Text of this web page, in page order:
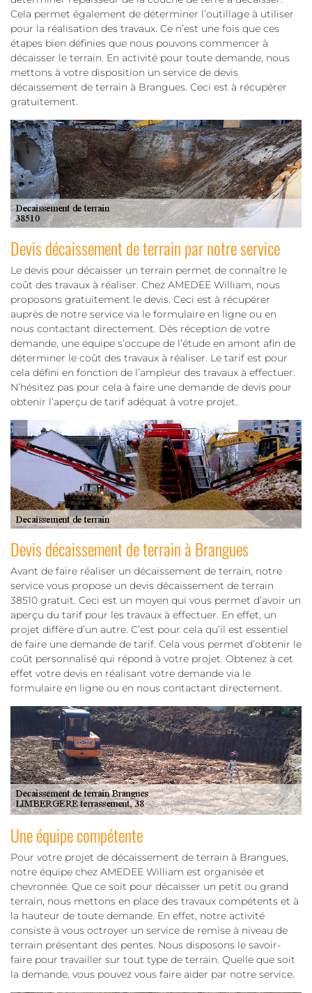
Cela permet également de déterminer l’outillage à utiliser
pour la réalisation des travaux. Ce n’est une fois que ces
étapes bien définies que nous pouvons commencer à
décaisser le terrain. En activité pour toute demande, nous
mettons à votre disposition un service de devis
décaissement de terrain à Brangues. Ceci est à récupérer
gratuitement.
Devis décaissement de terrain par notre service
Le devis pour décaisser un terrain permet de connaître le
coût des travaux à réaliser. Chez AMEDEE William, nous
proposons gratuitement le devis. Ceci est à récupérer
auprès de notre service via le formulaire en ligne ou en
nous contactant directement. Dès réception de votre
demande, une équipe s’occupe de l’étude en amont afin de
déterminer le coût des travaux à réaliser. Le tarif est pour
cela défini en fonction de l’ampleur des travaux à effectuer.
N’hésitez pas pour cela à faire une demande de devis pour
obtenir l’aperçu de tarif adéquat à votre projet.
Devis décaissement de terrain à Brangues
Avant de faire réaliser un décaissement de terrain, notre
service vous propose un devis décaissement de terrain
38510 gratuit. Ceci est un moyen qui vous permet d’avoir un
aperçu du tarif pour les travaux à effectuer. En effet, un
projet diffère d’un autre. C’est pour cela qu’il est essentiel
de faire une demande de tarif. Cela vous permet d’obtenir le
coût personnalisé qui répond à votre projet. Obtenez à cet
effet votre devis en réalisant votre demande via le
formulaire en ligne ou en nous contactant directement.
Une équipe compétente
Pour votre projet de décaissement de terrain à Brangues,
notre équipe chez AMEDEE William est organisée et
chevronnée. Que ce soit pour décaisser un petit ou grand
terrain, nous mettons en place des travaux compétents et à
la hauteur de toute demande. En effet, notre activité
consiste à vous octroyer un service de remise à niveau de
terrain présentant des pentes. Nous disposons le savoir-
faire pour travailler sur tout type de terrain. Quelle que soit
la demande, vous pouvez vous faire aider par notre service.